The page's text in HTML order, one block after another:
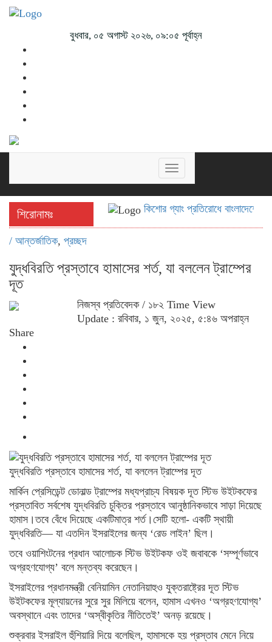
বুধবার, ০৫ অগাস্ট ২০২৬, ০৯:০৫ পূর্বাহ্ন
Toggle
navigation
শিরোনামঃ কিশোর গ্যাং প্রতিরোধে বাংলাদেশের
/ আন্তর্জাতিক, প্রচ্ছদ
যুদ্ধবিরতি প্রস্তাবে হামাসের শর্ত, যা বললেন ট্রাম্পের
দূত
নিজস্ব প্রতিবেদক / ১৮২ Time View
Update : রবিবার, ১ জুন, ২০২৫, ৫:৪৬ অপরাহ্ন
Share
যুদ্ধবিরতি প্রস্তাবে হামাসের শর্ত, যা বললেন ট্রাম্পের দূত
মার্কিন প্রেসিডেন্ট ডোনাল্ড ট্রাম্পের মধ্যপ্রাচ্য বিষয়ক দূত স্টিভ উইটকফের
প্রস্তাবিত সর্বশেষ যুদ্ধবিরতি চুক্তির প্রস্তাবে আনুষ্ঠানিকভাবে সাড়া দিয়েছে
হামাস।তবে বেঁধে দিয়েছে একটিমাত্র শর্ত।সেটি হলো- একটি স্থায়ী
যুদ্ধবিরতি— যা এতদিন ইসরাইলের জন্য ‘রেড লাইন’ ছিল।
তবে ওয়াশিংটনের প্রধান আলোচক স্টিভ উইটকফ ওই জবাবকে ‘সম্পূর্ণভাবে
অগ্রহণযোগ্য’ বলে মন্তব্য করেছেন।
ইসরাইলের প্রধানমন্ত্রী বেনিয়ামিন নেতানিয়াহুও যুক্তরাষ্ট্রের দূত স্টিভ
উইটকফের মূল্যায়নের সুরে সুর মিলিয়ে বলেন, হামাস এখনও ‘অগ্রহণযোগ্য’
অবস্থানে এবং তাদের ‘অস্বীকৃতির নীতিতেই’ অনড় রয়েছে।
শুক্রবার ইসরাইল হুঁশিয়ারি দিয়ে বলেছিল, হামাসকে হয় প্রস্তাব মেনে নিয়ে